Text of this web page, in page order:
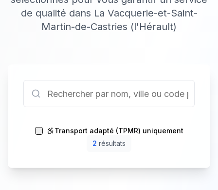
de qualité dans La Vacquerie-et-Saint-
Martin-de-Castries (l'Hérault)
Transport adapté (TPMR) uniquement
2 résultats